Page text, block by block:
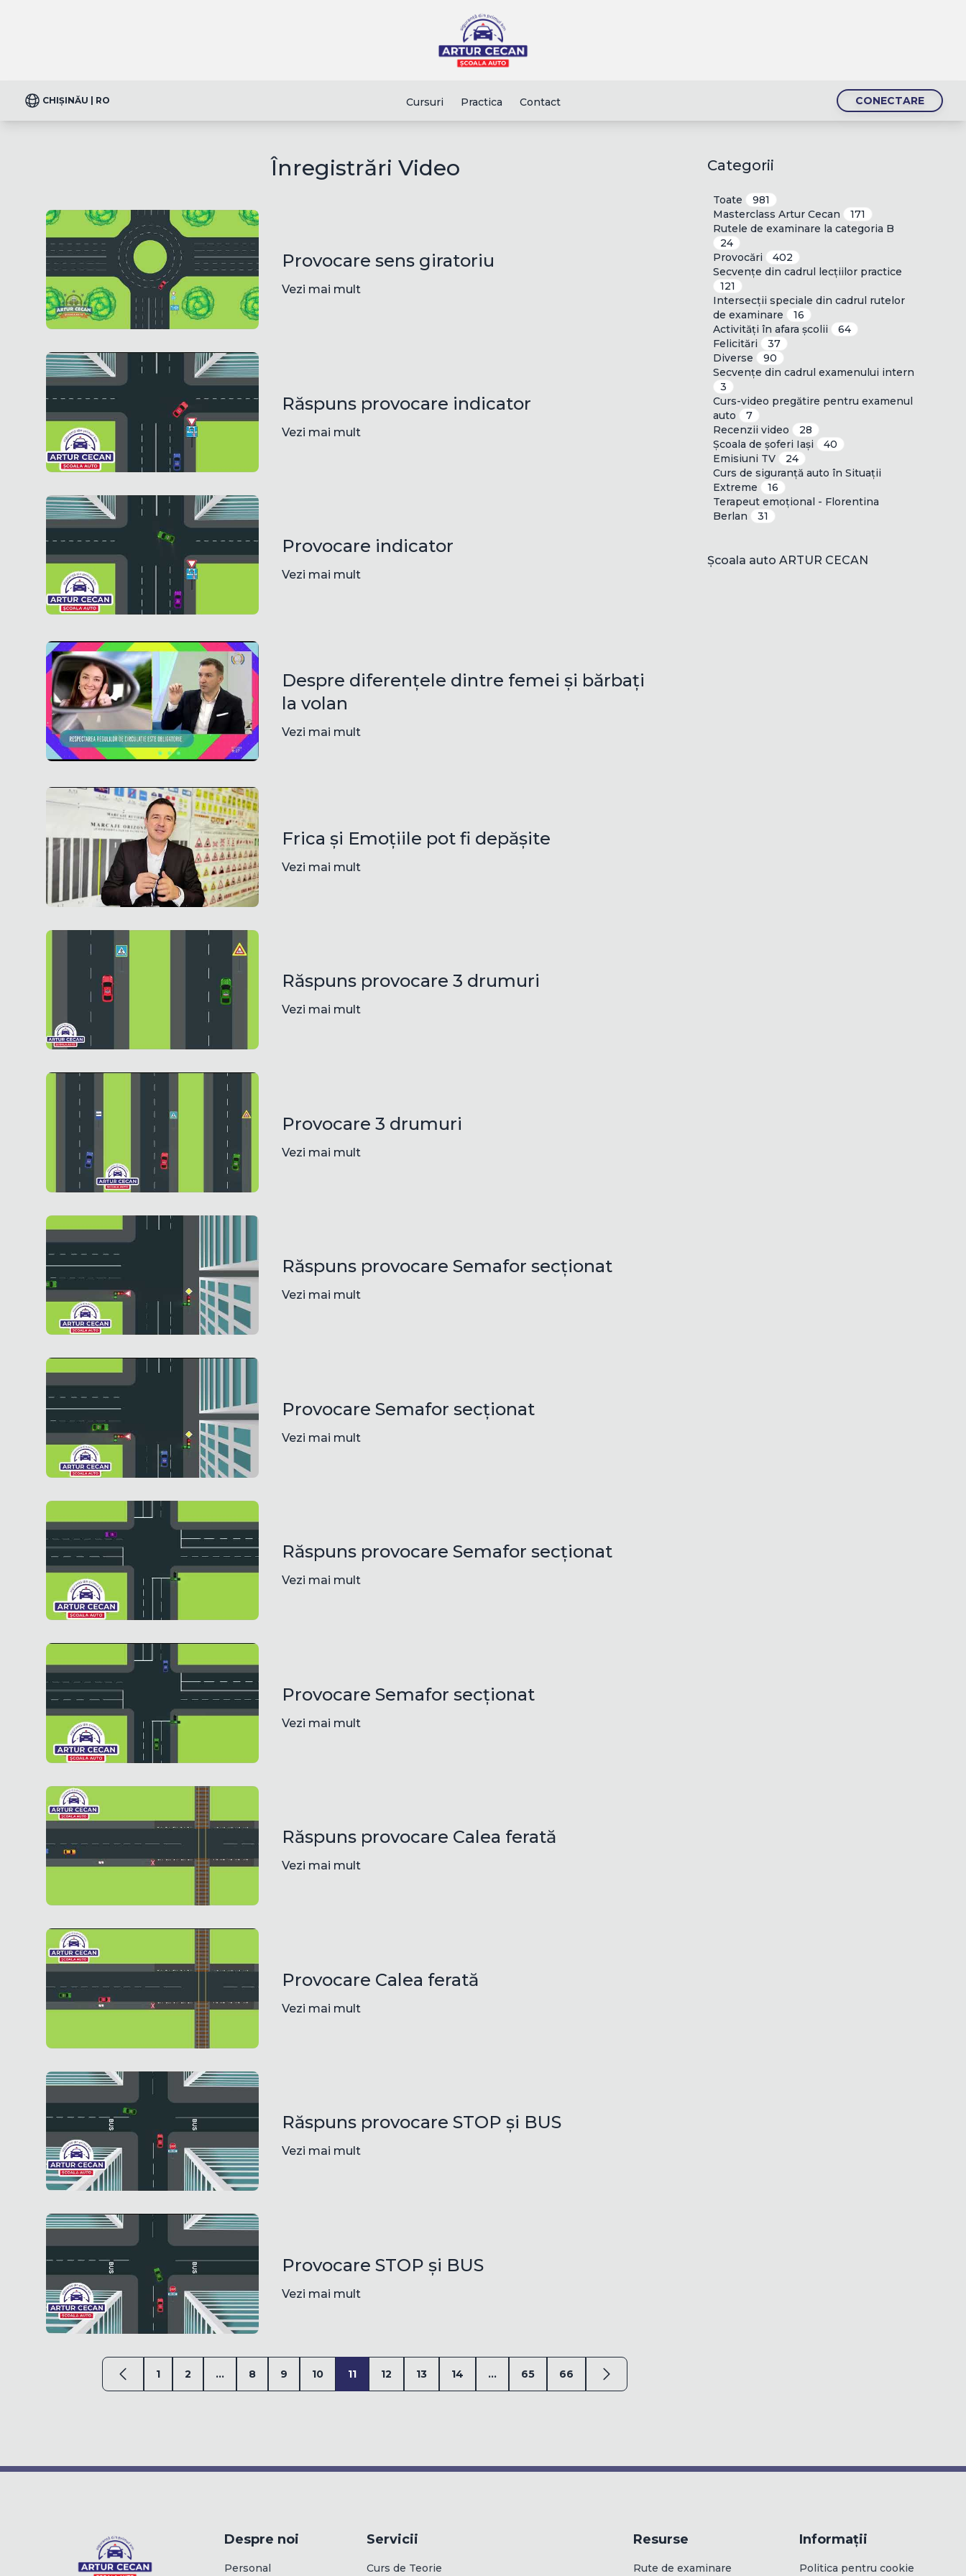
CHIȘINĂU | RO Cursuri Practica Contact CONECTARE
Înregistrări Video
Provocare sens giratoriu
Vezi mai mult
Răspuns provocare indicator
Vezi mai mult
Provocare indicator
Vezi mai mult
Despre diferențele dintre femei și bărbați
la volan
Vezi mai mult
Frica și Emoțiile pot fi depășite
Vezi mai mult
Răspuns provocare 3 drumuri
Vezi mai mult
Provocare 3 drumuri
Vezi mai mult
Răspuns provocare Semafor secționat
Vezi mai mult
Provocare Semafor secționat
Vezi mai mult
Răspuns provocare Semafor secționat
Vezi mai mult
Provocare Semafor secționat
Vezi mai mult
Răspuns provocare Calea ferată
Vezi mai mult
Provocare Calea ferată
Vezi mai mult
Răspuns provocare STOP și BUS
Vezi mai mult
Provocare STOP și BUS
Vezi mai mult
1 2 ... 8 9 10 11 12 13 14 ... 65 66
Categorii
Toate
981
Masterclass Artur Cecan
171
Rutele de examinare la categoria B
24
Provocări
402
Secvențe din cadrul lecțiilor practice
121
Intersecții speciale din cadrul rutelor
de examinare
16
Activități în afara școlii
64
Felicitări
37
Diverse
90
Secvențe din cadrul examenului intern
3
Curs-video pregătire pentru examenul
auto
7
Recenzii video
28
Școala de șoferi Iași
40
Emisiuni TV
24
Curs de siguranță auto în Situații
Extreme
16
Terapeut emoțional - Florentina
Berlan
31
Școala auto ARTUR CECAN
Despre noi
Personal
Servicii
Curs de Teorie
Resurse
Rute de examinare
Informații
Politica pentru cookie